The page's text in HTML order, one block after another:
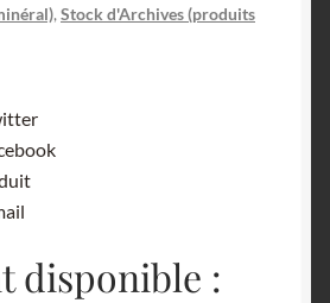
, Stock d'Archives (produits
disponible :